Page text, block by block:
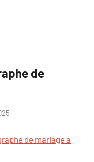
de
de mariage a